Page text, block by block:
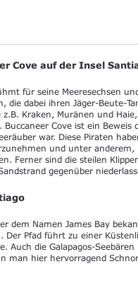
Cove auf der Insel
für seine Meeresechsen
die dabei ihren Jäger-Beute-
Kraken, Muränen und
Cove ist ein Beweis
war. Diese Piraten
und unter
Ferner sind die steilen
gegenüber
dem Namen James Bay
Der Pfad führt zu einer
Auch die Galapagos-
man hier hervorragend